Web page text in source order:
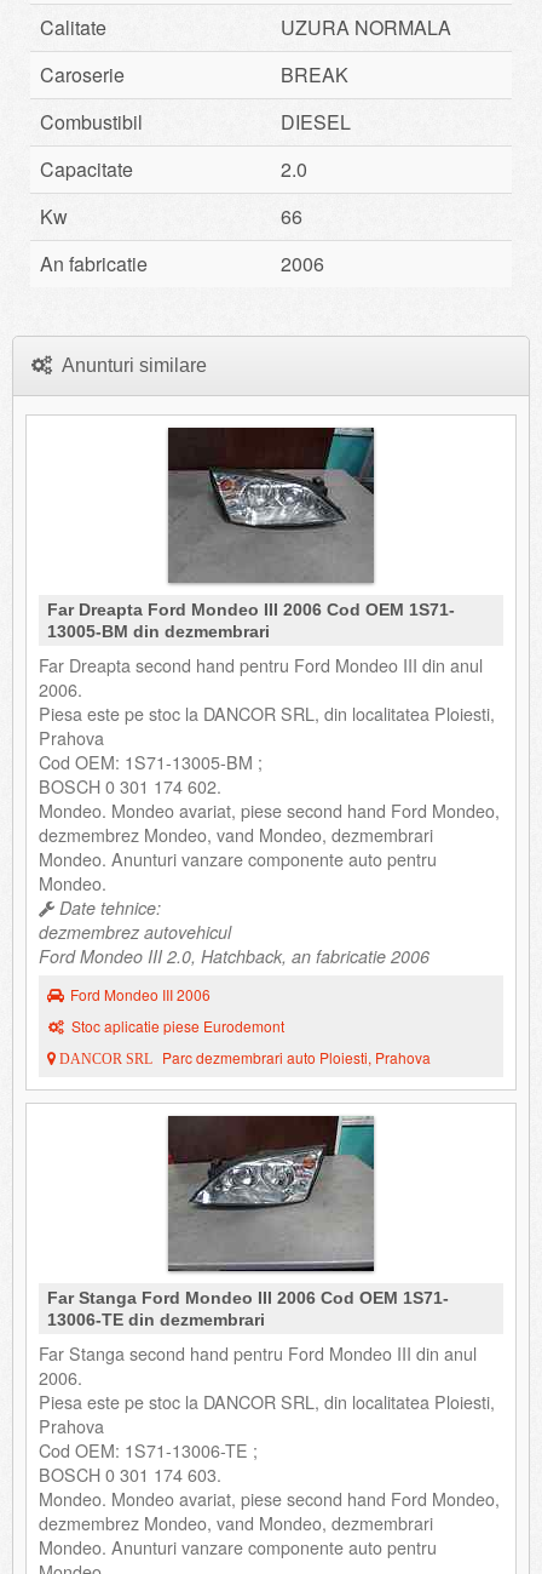
Calitate
UZURA NORMALA
Caroserie
BREAK
Combustibil
DIESEL
Capacitate
2.0
Kw
66
An fabricatie
2006
Anunturi similare
Far Dreapta Ford Mondeo III 2006 Cod OEM 1S71-
13005-BM din dezmembrari
Far Dreapta second hand pentru Ford Mondeo III din anul
2006.
Piesa este pe stoc la DANCOR SRL, din localitatea Ploiesti,
Prahova
Cod OEM: 1S71-13005-BM ;
BOSCH 0 301 174 602.
Mondeo. Mondeo avariat, piese second hand Ford Mondeo,
dezmembrez Mondeo, vand Mondeo, dezmembrari
Mondeo. Anunturi vanzare componente auto pentru
Mondeo.
Date tehnice:
dezmembrez autovehicul
Ford Mondeo III 2.0, Hatchback, an fabricatie 2006
Ford Mondeo III 2006
Stoc aplicatie piese Eurodemont
DANCOR SRL Parc dezmembrari auto Ploiesti, Prahova
Far Stanga Ford Mondeo III 2006 Cod OEM 1S71-
13006-TE din dezmembrari
Far Stanga second hand pentru Ford Mondeo III din anul
2006.
Piesa este pe stoc la DANCOR SRL, din localitatea Ploiesti,
Prahova
Cod OEM: 1S71-13006-TE ;
BOSCH 0 301 174 603.
Mondeo. Mondeo avariat, piese second hand Ford Mondeo,
dezmembrez Mondeo, vand Mondeo, dezmembrari
Mondeo. Anunturi vanzare componente auto pentru